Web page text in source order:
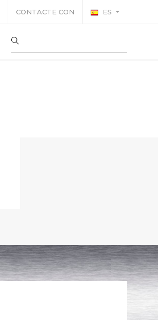
CONTACTE CON ES